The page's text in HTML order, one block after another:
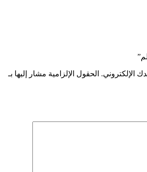
الإلكتروني. الحقول الإلزامية مشار إليها بـ